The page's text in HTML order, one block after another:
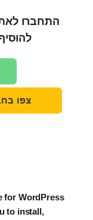
התחברו
צפו
for WordPress
to install,